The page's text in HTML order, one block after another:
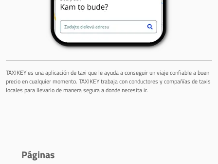
TAXIKEY es una aplicación de taxi que le ayuda a conseguir un viaje confiable a buen
precio en cualquier momento. TAXIKEY trabaja con conductores y compañías de taxis
locales para llevarlo de manera segura a donde necesita ir.
Páginas